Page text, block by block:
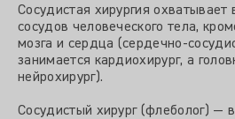
Сосудистая хирургия охватывает
сосудов человеческого тела,
мозга и сердца (сердечно-
занимается кардиохирург, а
нейрохирург).
Сосудистый хирург (флеболог) —